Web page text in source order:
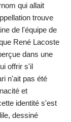
qui allait
trouve
de l'équipe de
René Lacoste
dans une
offrir s'il
n'ait pas été
et
identité s'est
dessiné